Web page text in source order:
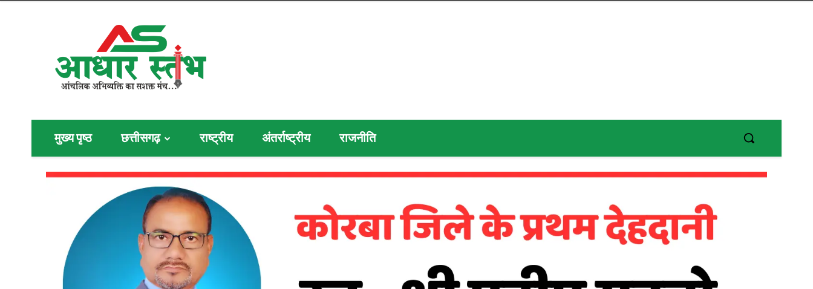
मुख्य पृष्ठ छत्तीसगढ़ राष्ट्रीय अंतर्राष्ट्रीय राजनीति